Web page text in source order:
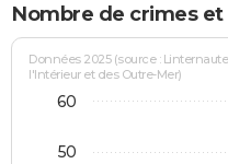
Bricolage
Lifestyle
Culture
Sport
Auto
Television
Voyage
Cinema
Nombre de crimes
Données 2025 (source :
l'Intérieur et des Outre-Mer)
50
60